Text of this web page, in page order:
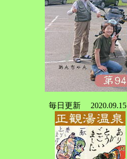
毎日更新 2020.09.15